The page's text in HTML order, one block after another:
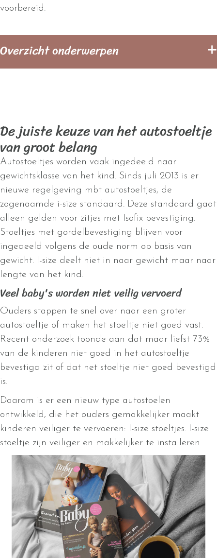
voorbereid.
De juiste keuze van het autostoeltje
van groot belang
Autostoeltjes worden vaak ingedeeld naar
gewichtsklasse van het kind. Sinds juli 2013 is er
nieuwe regelgeving mbt autostoeltjes, de
zogenaamde i-size standaard. Deze standaard gaat
alleen gelden voor zitjes met Isofix bevestiging.
Stoeltjes met gordelbevestiging blijven voor
ingedeeld volgens de oude norm op basis van
gewicht. I-size deelt niet in naar gewicht maar naar
lengte van het kind.
Veel baby's worden niet veilig vervoerd
Ouders stappen te snel over naar een groter
autostoeltje of maken het stoeltje niet goed vast.
Recent onderzoek toonde aan dat maar liefst 73%
van de kinderen niet goed in het autostoeltje
bevestigd zit of dat het stoeltje niet goed bevestigd
is.
Daarom is er een nieuw type autostoelen
ontwikkeld, die het ouders gemakkelijker maakt
kinderen veiliger te vervoeren: I-size stoeltjes. I-size
stoeltje zijn veiliger en makkelijker te installeren.
Overzicht onderwerpen